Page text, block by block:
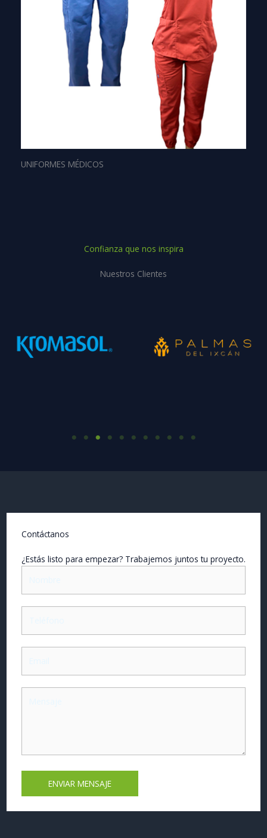
UNIFORMES MÉDICOS
Confianza que nos inspira
Nuestros Clientes
Contáctanos
¿Estás listo para empezar? Trabajemos juntos tu proyecto.
ENVIAR MENSAJE